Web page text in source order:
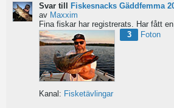
Svar till
Fiskesnacks Gäddfemma 2025
av Maxxim
3
Foton
Kanal: Fisketävlingar